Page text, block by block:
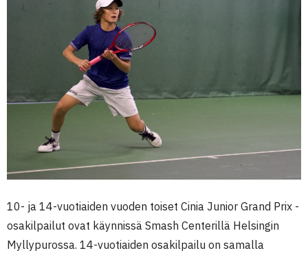
10- ja 14-vuotiaiden vuoden toiset Cinia Junior Grand Prix -
osakilpailut ovat käynnissä Smash Centerillä Helsingin
Myllypurossa. 14-vuotiaiden osakilpailu on samalla